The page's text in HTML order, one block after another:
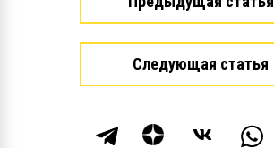
Следующая статья